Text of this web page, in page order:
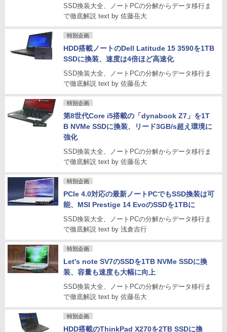
SSD換装大全、ノートPCの分解からデータ移行ま
で徹底解説 text by 佐藤岳大
特別企画
HDD搭載ノートのDell Latitude 15 3590を1TB
SSDに換装、速度は4倍ほど高速化
SSD換装大全、ノートPCの分解からデータ移行ま
で徹底解説 text by 佐藤岳大
特別企画
第8世代Core i5搭載の「dynabook Z7」を1T
B NVMe SSDに換装、リード3GB/s超え環境に
強化
SSD換装大全、ノートPCの分解からデータ移行ま
で徹底解説 text by 佐藤岳大
特別企画
PCIe 4.0対応の最新ノートPCでもSSD換装は可
能、MSI Prestige 14 EvoのSSDを1TBに
SSD換装大全、ノートPCの分解からデータ移行ま
で徹底解説 text by 浅倉吉行
特別企画
Let's note SV7のSSDを1TB NVMe SSDに換
装、容量も速度も大幅に向上
SSD換装大全、ノートPCの分解からデータ移行ま
で徹底解説 text by 佐藤岳大
特別企画
HDD搭載のThinkPad X270を2TB SSDに換